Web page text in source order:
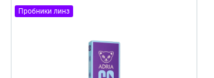
Пробники линз